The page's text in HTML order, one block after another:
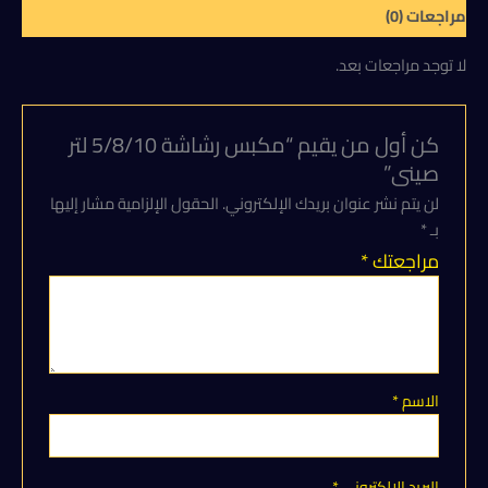
مراجعات (0)
لا توجد مراجعات بعد.
كن أول من يقيم “مكبس رشاشة 5/8/10 لتر
صينى”
لن يتم نشر عنوان بريدك الإلكتروني.الحقول الإلزامية مشار إليها
بـ*
مراجعتك*
الاسم*